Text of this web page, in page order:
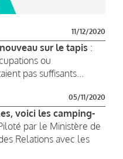
11/12/2020
sur le tapis :
ou
pas suffisants...
05/11/2020
voici les camping-
par le Ministère de
Relations avec les